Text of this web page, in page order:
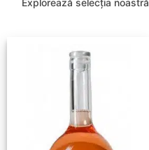
Explorează selecția noastră